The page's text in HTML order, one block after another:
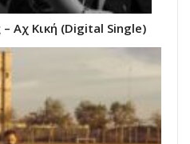
Αχ Κική (Digital Single)